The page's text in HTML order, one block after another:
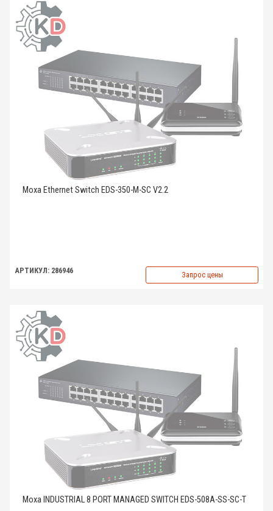
Moxa Ethernet Switch EDS-350-M-SC V2.2
АРТИКУЛ: 286946 Запрос цены
Moxa INDUSTRIAL 8 PORT MANAGED SWITCH EDS-508A-SS-SC-T